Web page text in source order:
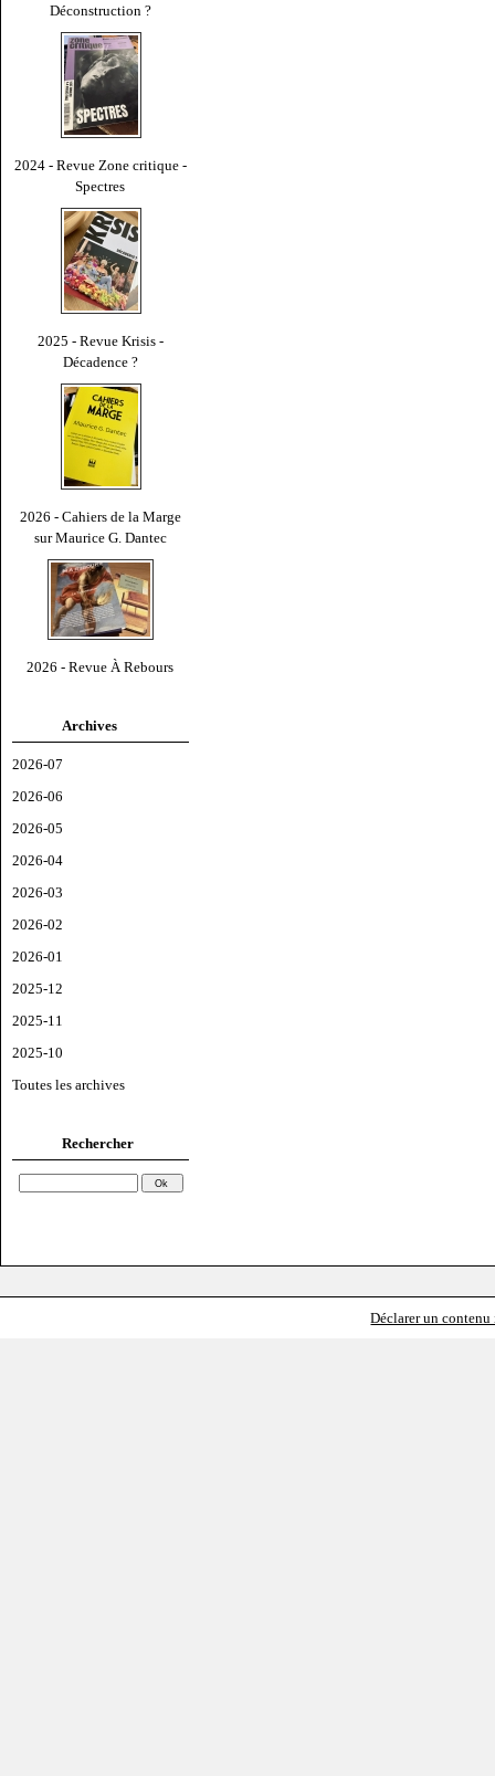
Déconstruction ?
2024 - Revue Zone critique -
Spectres
2025 - Revue Krisis -
Décadence ?
2026 - Cahiers de la Marge
sur Maurice G. Dantec
2026 - Revue À Rebours
Archives
2026-07
2026-06
2026-05
2026-04
2026-03
2026-02
2026-01
2025-12
2025-11
2025-10
Toutes les archives
Rechercher
Déclarer un